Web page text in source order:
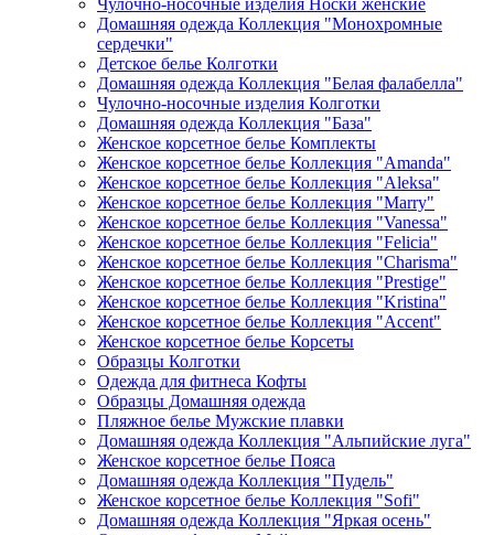
Чулочно-носочные изделия Носки женские
Домашняя одежда Коллекция "Монохромные
сердечки"
Детское белье Колготки
Домашняя одежда Коллекция "Белая фалабелла"
Чулочно-носочные изделия Колготки
Домашняя одежда Коллекция "База"
Женское корсетное белье Комплекты
Женское корсетное белье Коллекция "Amanda"
Женское корсетное белье Коллекция "Aleksa"
Женское корсетное белье Коллекция "Marry"
Женское корсетное белье Коллекция "Vanessa"
Женское корсетное белье Коллекция "Felicia"
Женское корсетное белье Коллекция "Charisma"
Женское корсетное белье Коллекция "Prestige"
Женское корсетное белье Коллекция "Kristina"
Женское корсетное белье Коллекция "Accent"
Женское корсетное белье Корсеты
Образцы Колготки
Одежда для фитнеса Кофты
Образцы Домашняя одежда
Пляжное белье Мужские плавки
Домашняя одежда Коллекция "Альпийские луга"
Женское корсетное белье Пояса
Домашняя одежда Коллекция "Пудель"
Женское корсетное белье Коллекция "Sofi"
Домашняя одежда Коллекция "Яркая осень"